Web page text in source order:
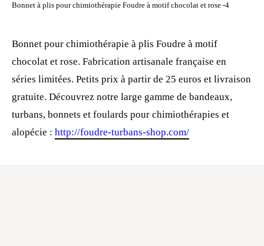
Bonnet à plis pour chimiothérapie Foudre à motif chocolat et rose -4
Bonnet pour chimiothérapie à plis Foudre à motif
chocolat et rose. Fabrication artisanale française en
séries limitées. Petits prix à partir de 25 euros et livraison
gratuite. Découvrez notre large gamme de bandeaux,
turbans, bonnets et foulards pour chimiothérapies et
alopécie : http://foudre-turbans-shop.com/